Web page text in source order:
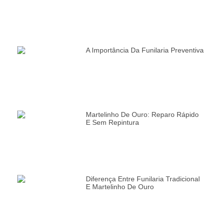
A Importância Da Funilaria Preventiva
Martelinho De Ouro: Reparo Rápido
E Sem Repintura
Diferença Entre Funilaria Tradicional
E Martelinho De Ouro